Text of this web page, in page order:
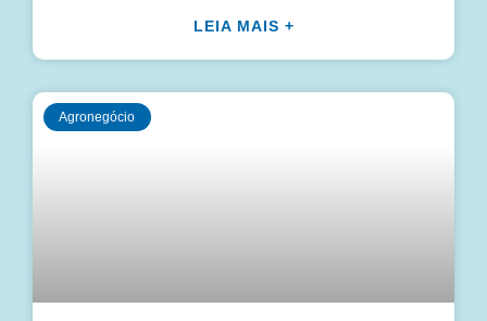
LEIA MAIS +
Agronegócio